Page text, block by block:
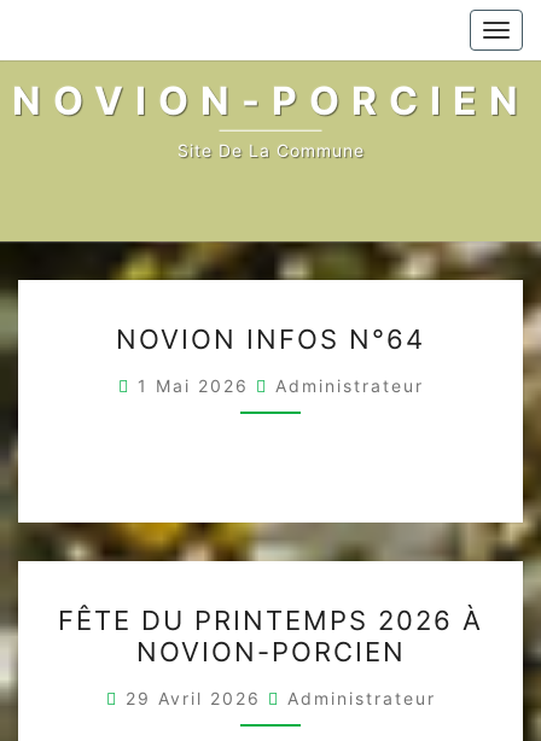
content
NOVION-PORCIEN
Site De La Commune
INFOS
N°64
NOVION INFOS N°64
1 Mai 2026 Administrateur
DU
PRINTEMPS
2026
À
FÊTE DU PRINTEMPS 2026 À
NOVION-PORCIEN
29 Avril 2026 Administrateur